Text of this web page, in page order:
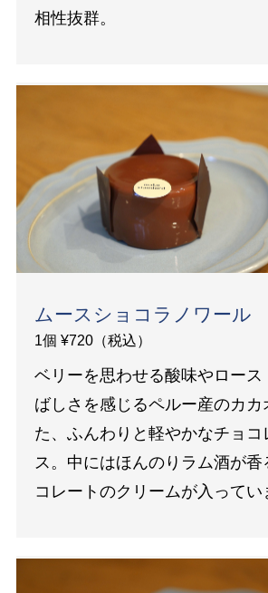
相性抜群。
ムースショコラノワール
1個 ¥720（税込）
ベリーを思わせる酸味やロース
ばしさを感じるペルー産のカカ
た、ふんわりと軽やかなチョコ
ス。中にはほんのりラム酒が香
コレートのクリームが入ってい